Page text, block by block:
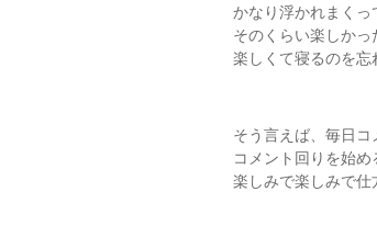
かなり浮かれまくっ
そのくらい楽しかっ
楽しくて寝るのを
そう言えば、毎日コ
コメント回りを始め
楽しみで楽しみで仕